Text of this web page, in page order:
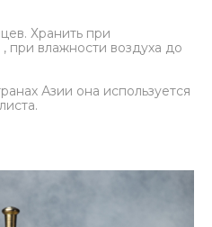
Хранить при
влажности воздуха до
Азии она используется